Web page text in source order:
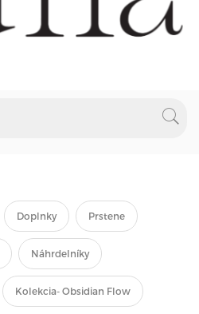
Doplnky Prstene
Náhrdelníky
Kolekcia- Obsidian Flow